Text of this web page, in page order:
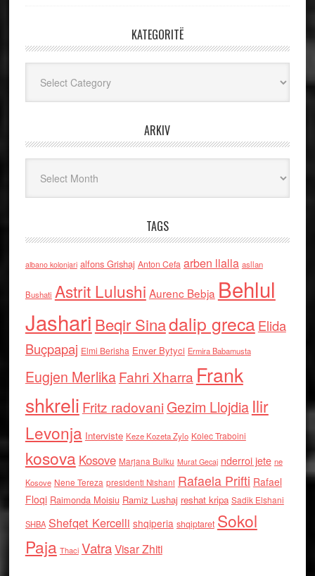
KATEGORITË
ARKIV
TAGS
albano kolonjari alfons Grishaj Anton Cefa arben llalla asllan
Bushati Astrit Lulushi Aurenc Bebja Behlul
Jashari Beqir Sinadalip grecaElida
Buçpapaj Elmi Berisha Enver Bytyci Ermira Babamusta
Eugjen MerlikaFahri Xharra Frank
shkreli Fritz radovaniGezim Llojdia Ilir
Levonja Interviste Keze Kozeta Zylo Kolec Traboini
kosova Kosove Marjana Bulku Murat Gecaj nderroi jete ne
Kosove Nene Tereza presidenti Nishani Rafaela Prifti Rafael
Floqi Raimonda Moisiu Ramiz Lushaj reshat kripa Sadik Elshani
SHBA Shefqet Kercelli shqiperia shqiptaret Sokol
Paja Thaci VatraVisar Zhiti